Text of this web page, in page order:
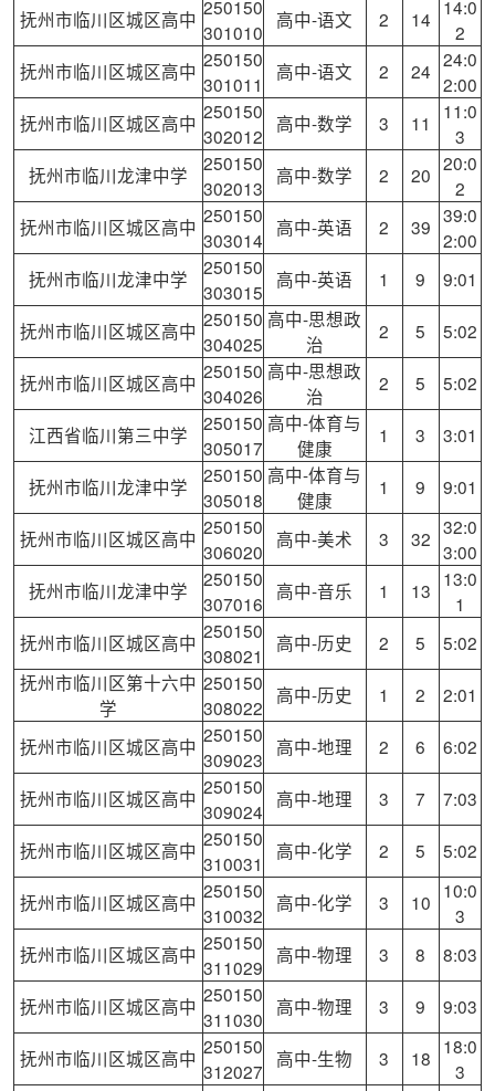
抚州市临川区城区高中 250150
301010
高中-语文 2 14 14:0
2
抚州市临川区城区高中 250150
301011
高中-语文 2 24 24:0
2:00
抚州市临川区城区高中 250150
302012
高中-数学 3 11
11:0
3
抚州市临川龙津中学
250150
302013
高中-数学 2 20 20:0
2
抚州市临川区城区高中 250150
303014
高中-英语 2 39 39:0
2:00
抚州市临川龙津中学
250150
303015
高中-英语 1 9 9:01
抚州市临川区城区高中 250150
304025
高中-思想政
治
2 5 5:02
抚州市临川区城区高中 250150
304026
高中-思想政
治
2 5 5:02
江西省临川第三中学
250150
305017
高中-体育与
健康
1 3 3:01
抚州市临川龙津中学
250150
305018
高中-体育与
健康
1 9 9:01
抚州市临川区城区高中 250150
306020
高中-美术 3 32 32:0
3:00
抚州市临川龙津中学
250150
307016
高中-音乐 1 13 13:0
1
抚州市临川区城区高中 250150
308021
高中-历史 2 5
5:02
抚州市临川区第十六中
学
250150
308022
高中-历史 1 2 2:01
抚州市临川区城区高中 250150
309023
高中-地理 2 6 6:02
抚州市临川区城区高中 250150
309024
高中-地理 3 7 7:03
抚州市临川区城区高中 250150
310031
高中-化学 2 5 5:02
抚州市临川区城区高中 250150
310032
高中-化学 3 10 10:0
3
抚州市临川区城区高中 250150
311029
高中-物理 3 8 8:03
抚州市临川区城区高中 250150
311030
高中-物理 3 9 9:03
抚州市临川区城区高中 250150
312027
高中-生物 3 18 18:0
3